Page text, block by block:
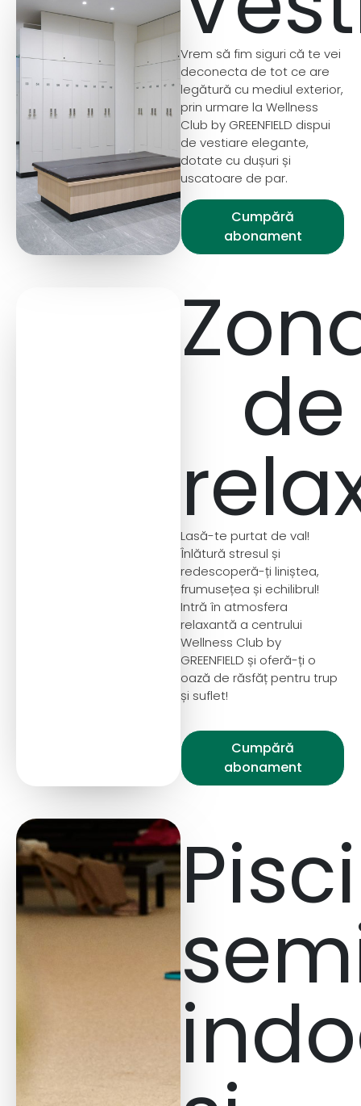
Vrem să fim siguri că te vei
deconecta de tot ce are
legătură cu mediul exterior,
prin urmare la Wellness
Club by GREENFIELD dispui
de vestiare elegante,
dotate cu dușuri și
uscatoare de par.
Cumpără
abonament
de
Lasă-te purtat de val!
Înlătură stresul și
redescoperă-ți liniștea,
frumusețea și echilibrul!
Intră în atmosfera
relaxantă a centrului
Wellness Club by
GREENFIELD și oferă-ți o
oază de răsfăț pentru trup
și suflet!
Cumpără
abonament